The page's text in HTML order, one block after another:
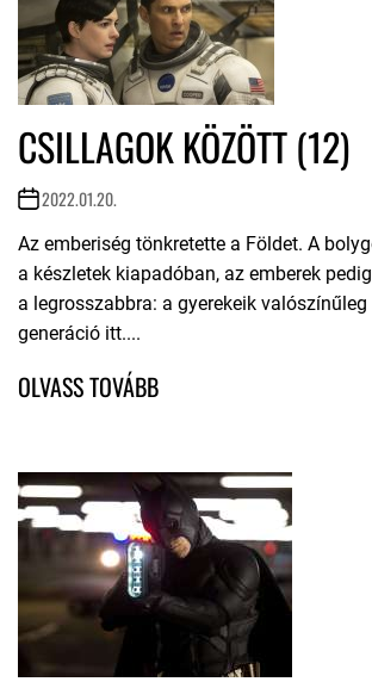
CSILLAGOK KÖZÖTT (12)
2022.01.20.
Az emberiség tönkretette a Földet. A
a készletek kiapadóban, az emberek
a legrosszabbra: a gyerekeik
generáció itt....